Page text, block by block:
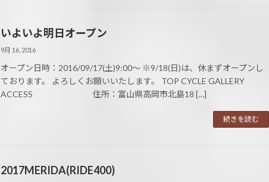
いよいよ明日オープン
9月 16, 2016
オープン日時：2016/09/17(土)9:00～ ※9/18(日)は、休まずオープンし
ております。 よろしくお願いいたします。 TOP CYCLE GALLERY
ACCESS 住所：富山県高岡市北島18 […]
続きを読む
2017MERIDA(RIDE400)